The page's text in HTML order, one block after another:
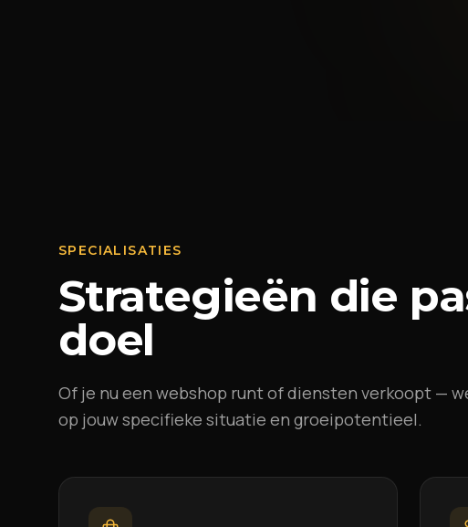
SPECIALISATIES
Strategieën die
doel
Of je nu een webshop runt of diensten verkoopt —
op jouw specifieke situatie en groeipotentieel.